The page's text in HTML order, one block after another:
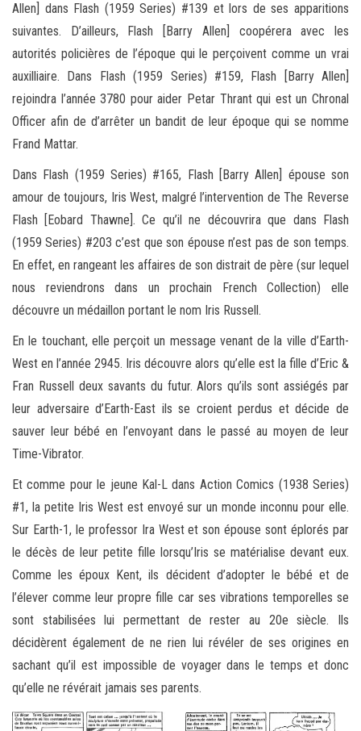
Allen] dans Flash (1959 Series) #139 et lors de ses apparitions
suivantes. D’ailleurs, Flash [Barry Allen] coopérera avec les
autorités policières de l’époque qui le perçoivent comme un vrai
auxilliaire. Dans Flash (1959 Series) #159, Flash [Barry Allen]
rejoindra l’année 3780 pour aider Petar Thrant qui est un Chronal
Officer afin de d’arrêter un bandit de leur époque qui se nomme
Frand Mattar.
Dans Flash (1959 Series) #165, Flash [Barry Allen] épouse son
amour de toujours, Iris West, malgré l’intervention de The Reverse
Flash [Eobard Thawne]. Ce qu’il ne découvrira que dans Flash
(1959 Series) #203 c’est que son épouse n’est pas de son temps.
En effet, en rangeant les affaires de son distrait de père (sur lequel
nous reviendrons dans un prochain French Collection) elle
découvre un médaillon portant le nom Iris Russell.
En le touchant, elle perçoit un message venant de la ville d’Earth-
West en l’année 2945. Iris découvre alors qu’elle est la fille d’Eric &
Fran Russell deux savants du futur. Alors qu’ils sont assiégés par
leur adversaire d’Earth-East ils se croient perdus et décide de
sauver leur bébé en l’envoyant dans le passé au moyen de leur
Time-Vibrator.
Et comme pour le jeune Kal-L dans Action Comics (1938 Series)
#1, la petite Iris West est envoyé sur un monde inconnu pour elle.
Sur Earth-1, le professor Ira West et son épouse sont éplorés par
le décès de leur petite fille lorsqu’Iris se matérialise devant eux.
Comme les époux Kent, ils décident d’adopter le bébé et de
l’élever comme leur propre fille car ses vibrations temporelles se
sont stabilisées lui permettant de rester au 20e siècle. Ils
décidèrent également de ne rien lui révéler de ses origines en
sachant qu’il est impossible de voyager dans le temps et donc
qu’elle ne révérait jamais ses parents.